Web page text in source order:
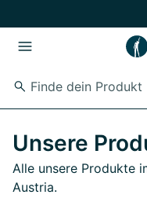
Unsere
Alle unsere Produkte
Austria.